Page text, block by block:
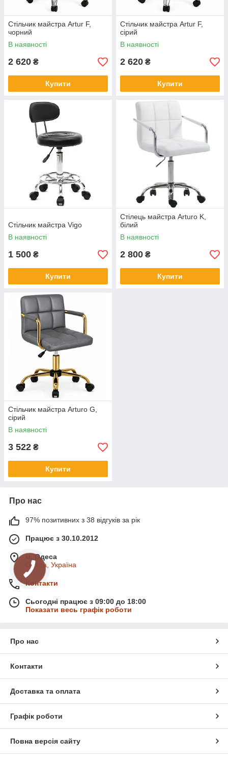
Стільчик майстра Artur F,
чорний
В наявності
2 620 ₴
Купити
Стільчик майстра Artur F,
сірий
В наявності
2 620 ₴
Купити
Стільчик майстра Vigo
В наявності
1 500 ₴
Купити
Стілець майстра Arturo K,
білий
В наявності
2 800 ₴
Купити
Стільчик майстра Arturo G,
сірий
В наявності
3 522 ₴
Купити
Про нас
97% позитивних з 38 відгуків за рік
Працює з 30.10.2012
м. Одеса
Одеса, Україна
Контакти
Сьогодні працює з 09:00 до 18:00
Показати весь графік роботи
Про нас
Контакти
Доставка та оплата
Графік роботи
Повна версія сайту